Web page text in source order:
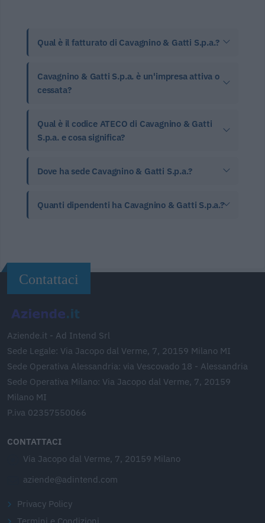
Qual è il fatturato di Cavagnino & Gatti S.p.a.?
Cavagnino & Gatti S.p.a. è un'impresa attiva o
cessata?
Qual è il codice ATECO di Cavagnino & Gatti
S.p.a. e cosa significa?
Dove ha sede Cavagnino & Gatti S.p.a.?
Quanti dipendenti ha Cavagnino & Gatti S.p.a.?
Contattaci
Aziende.it - Ad Intend Srl
Sede Legale: Via Jacopo dal Verme, 7, 20159 Milano MI
Sede Operativa Alessandria: via Vescovado 18 - Alessandria
Sede Operativa Milano: Via Jacopo dal Verme, 7, 20159
Milano MI
P.iva 02357550066
CONTATTACI
Via Jacopo dal Verme, 7, 20159 Milano
aziende@adintend.com
Privacy Policy